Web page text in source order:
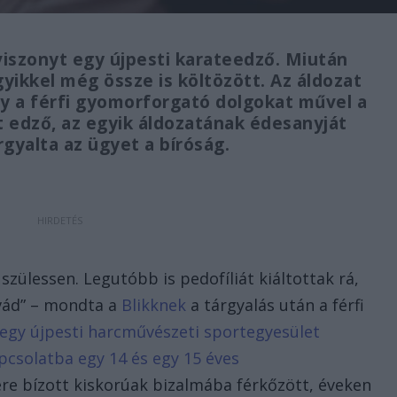
egy újpesti karateedző. Miután
még össze is költözött. Az áldozat
a férfi gyomorforgató dolgokat művel a
az egyik áldozatának édesanyját
az ügyet a bíróság.
Legutóbb is pedofíliát kiáltottak rá,
– mondta a Blikknek a tárgyalás után a férfi
újpesti harcművészeti sportegyesület
egy 14 és egy 15 éves
bízott kiskorúak bizalmába férkőzött, éveken